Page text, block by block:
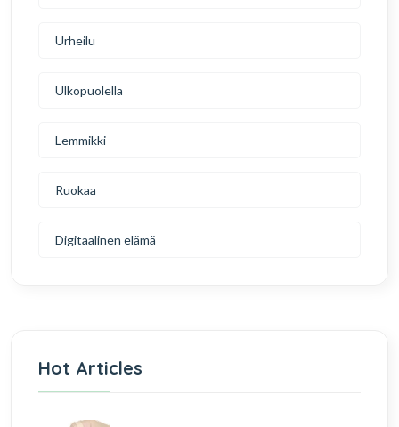
Urheilu
Ulkopuolella
Lemmikki
Ruokaa
Digitaalinen elämä
Hot Articles